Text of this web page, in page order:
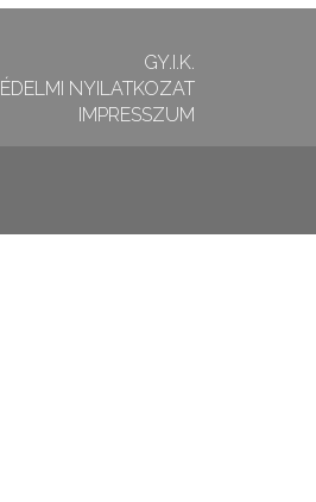
GY.I.K.
NYILATKOZAT
IMPRESSZUM